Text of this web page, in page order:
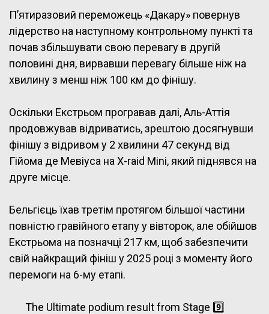
П’ятиразовий переможець «Дакару» повернув
лідерство на наступному контрольному пункті та
почав збільшувати свою перевагу в другій
половині дня, вирвавши перевагу більше ніж на
хвилину з менш ніж 100 км до фінішу.
Оскільки Екстрьом програвав далі, Аль-Аттія
продовжував відриватись, зрештою досягнувши
фінішу з відривом у 2 хвилини 47 секунд від
Гійома де Мевіуса на X-raid Mini, який піднявся на
друге місце.
Бельгієць їхав третім протягом більшої частини
повністю гравійного етапу у вівторок, але обійшов
Екстрьома на позначці 217 км, щоб забезпечити
свій найкращий фініш у 2025 році з моменту його
перемоги на 6-му етапі.
The Ultimate podium result from Stage 9️⃣